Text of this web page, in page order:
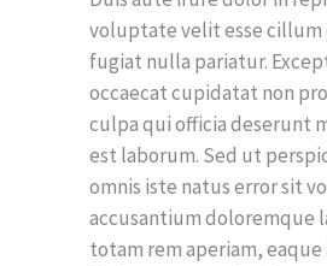
voluptate velit esse cillum
fugiat nulla pariatur.
occaecat cupidatat non
culpa qui officia deserunt
est laborum. Sed ut
omnis iste natus error sit
accusantium doloremque
totam rem aperiam, eaque